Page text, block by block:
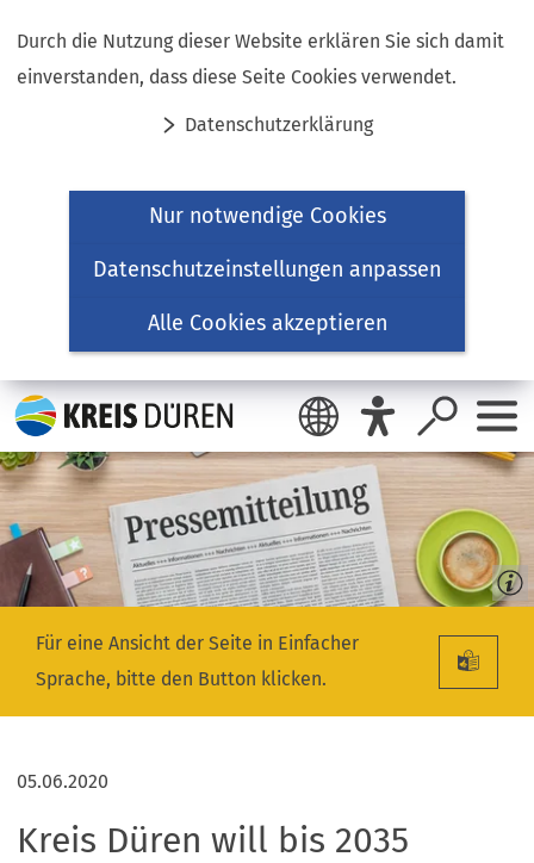
Durch die Nutzung dieser Website erklären Sie sich damit
einverstanden, dass diese Seite Cookies verwendet.
Datenschutzerklärung
Nur notwendige Cookies
Datenschutzeinstellungen anpassen
Alle Cookies akzeptieren
Inhalt anspringen
Für eine Ansicht der Seite in Einfacher
Sprache, bitte den Button klicken.
05.06.2020
Kreis Düren will bis 2035